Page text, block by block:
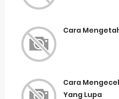
Cara
Cara
Yang Lupa